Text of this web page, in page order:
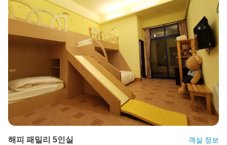
해피 패밀리 5인실 객실 정보